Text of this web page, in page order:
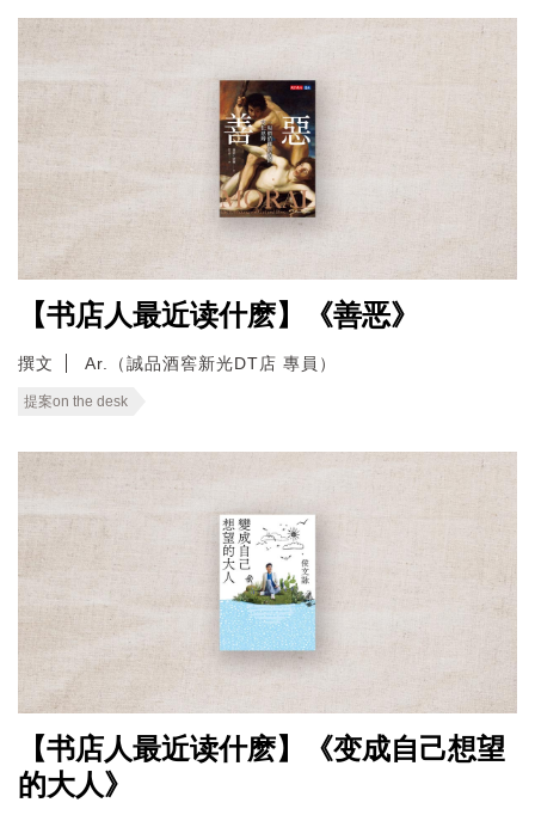
【书店人最近读什麽】《善恶》
撰文 Ar.（誠品酒窖新光DT店 專員）
提案on the desk
【书店人最近读什麽】《变成自己想望
的大人》